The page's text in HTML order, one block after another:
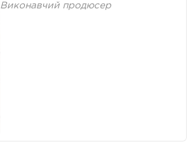
Виконавчий продюсер